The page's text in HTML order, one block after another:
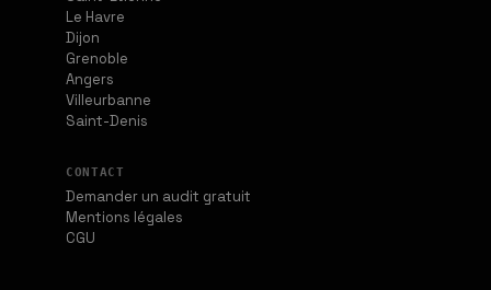
Le Havre
Dijon
Grenoble
Angers
Villeurbanne
Saint-Denis
CONTACT
Demander un audit gratuit
Mentions légales
CGU